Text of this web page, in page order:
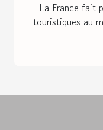
La France fait
touristiques au